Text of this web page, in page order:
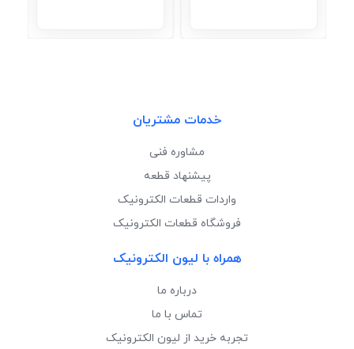
خدمات مشتریان
مشاوره فنی
پیشنهاد قطعه
واردات قطعات الکترونیک
فروشگاه قطعات الکترونیک
همراه با لیون الکترونیک
درباره ما
تماس با ما
تجربه خرید از لیون الکترونیک